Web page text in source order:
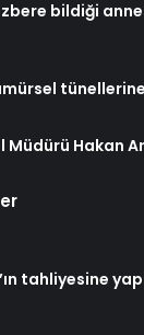
bildiği
Müdürü Hakan
tahliyesine